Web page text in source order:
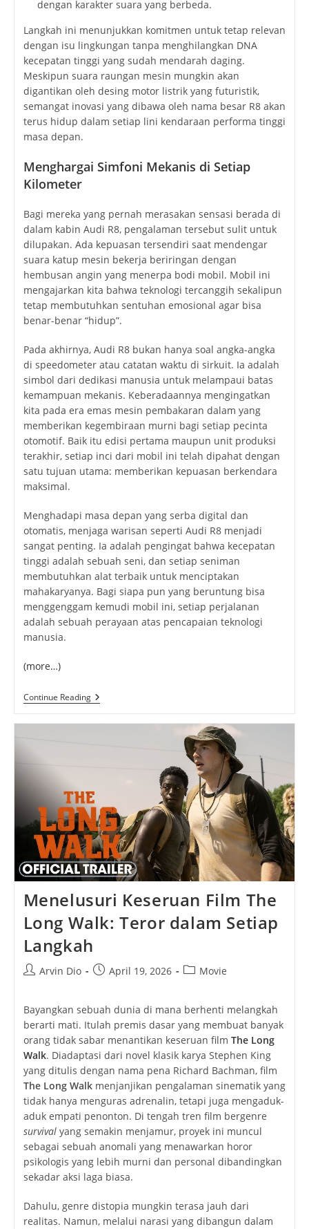
dengan karakter suara yang berbeda.
Langkah ini menunjukkan komitmen untuk tetap relevan
dengan isu lingkungan tanpa menghilangkan DNA
kecepatan tinggi yang sudah mendarah daging.
Meskipun suara raungan mesin mungkin akan
digantikan oleh desing motor listrik yang futuristik,
semangat inovasi yang dibawa oleh nama besar R8 akan
terus hidup dalam setiap lini kendaraan performa tinggi
masa depan.
Menghargai Simfoni Mekanis di Setiap
Kilometer
Bagi mereka yang pernah merasakan sensasi berada di
dalam kabin Audi R8, pengalaman tersebut sulit untuk
dilupakan. Ada kepuasan tersendiri saat mendengar
suara katup mesin bekerja beriringan dengan
hembusan angin yang menerpa bodi mobil. Mobil ini
mengajarkan kita bahwa teknologi tercanggih sekalipun
tetap membutuhkan sentuhan emosional agar bisa
benar-benar “hidup”.
Pada akhirnya, Audi R8 bukan hanya soal angka-angka
di speedometer atau catatan waktu di sirkuit. Ia adalah
simbol dari dedikasi manusia untuk melampaui batas
kemampuan mekanis. Keberadaannya mengingatkan
kita pada era emas mesin pembakaran dalam yang
memberikan kegembiraan murni bagi setiap pecinta
otomotif. Baik itu edisi pertama maupun unit produksi
terakhir, setiap inci dari mobil ini telah dipahat dengan
satu tujuan utama: memberikan kepuasan berkendara
maksimal.
Menghadapi masa depan yang serba digital dan
otomatis, menjaga warisan seperti Audi R8 menjadi
sangat penting. Ia adalah pengingat bahwa kecepatan
tinggi adalah sebuah seni, dan setiap seniman
membutuhkan alat terbaik untuk menciptakan
mahakaryanya. Bagi siapa pun yang beruntung bisa
menggenggam kemudi mobil ini, setiap perjalanan
adalah sebuah perayaan atas pencapaian teknologi
manusia.
(more…)
Continue ReadingAudi
R8:
Abadi
Menelusuri Keseruan Film The
Long Walk: Teror dalam Setiap
Langkah
PostArvin Dio
PostApril 19, 2026
PostMovie
Bayangkan sebuah dunia di mana berhenti melangkah
berarti mati. Itulah premis dasar yang membuat banyak
orang tidak sabar menantikan keseruan film The Long
Walk. Diadaptasi dari novel klasik karya Stephen King
yang ditulis dengan nama pena Richard Bachman, film
The Long Walk menjanjikan pengalaman sinematik yang
tidak hanya menguras adrenalin, tetapi juga mengaduk-
aduk empati penonton. Di tengah tren film bergenre
survivalyang semakin menjamur, proyek ini muncul
sebagai sebuah anomali yang menawarkan horor
psikologis yang lebih murni dan personal dibandingkan
sekadar aksi laga biasa.
Dahulu, genre distopia mungkin terasa jauh dari
realitas. Namun, melalui narasi yang dibangun dalam